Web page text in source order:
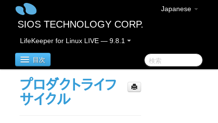
Japanese
SIOS TECHNOLOGY CORP.
LifeKeeper for Linux LIVE — 9.8.1
目次
LifeKeeper for Linux
プロダクトライフ
サイクル